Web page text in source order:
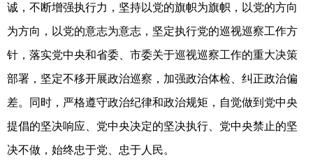
诚，不断增强执行力，坚持以党的旗帜为旗帜，以党的方向
为方向，以党的意志为意志，坚定执行党的巡视巡察工作方
针，落实党中央和省委、市委关于巡视巡察工作的重大决策
部署，坚定不移开展政治巡察，加强政治体检、纠正政治偏
差。同时，严格遵守政治纪律和政治规矩，自觉做到党中央
提倡的坚决响应、党中央决定的坚决执行、党中央禁止的坚
决不做，始终忠于党、忠于人民。